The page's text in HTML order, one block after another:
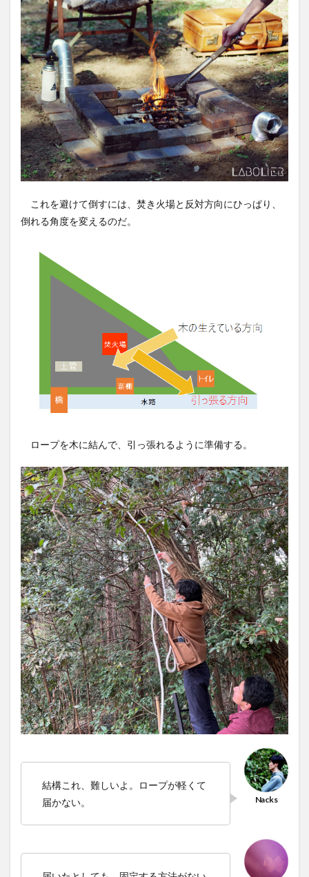
これを避けて倒すには、焚き火場と反対方向にひっぱり、
倒れる角度を変えるのだ。
ロープを木に結んで、引っ張れるように準備する。
結構これ、難しいよ。ロープが軽くて
届かない。